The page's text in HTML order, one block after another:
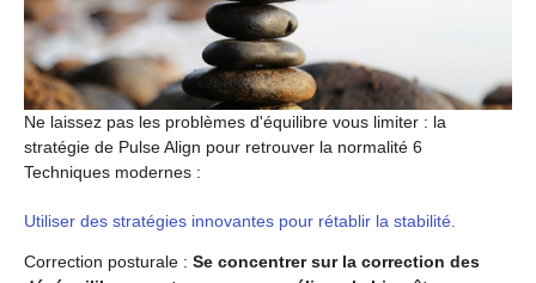
Ne laissez pas les problèmes d'équilibre vous limiter : la
stratégie de Pulse Align pour retrouver la normalité 6
Techniques modernes :
Utiliser des stratégies innovantes pour rétablir la stabilité.
Correction posturale : Se concentrer sur la correction des